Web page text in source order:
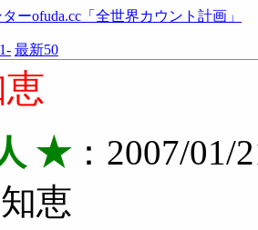
1- 最新50
★：2007/01/
恵